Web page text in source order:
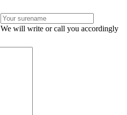
We will write or call you accordingly